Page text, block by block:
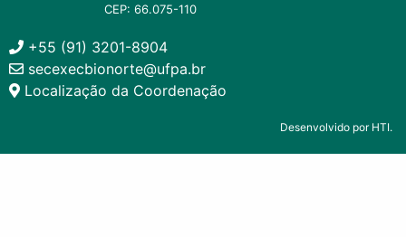
CEP: 66.075-110
+55 (91) 3201-8904
secexecbionorte@ufpa.br
Localização da Coordenação
Desenvolvido por HTI.